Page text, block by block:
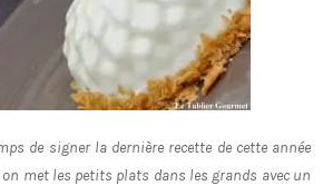
de signer la dernière recette de cette année
on met les petits plats dans les grands avec un